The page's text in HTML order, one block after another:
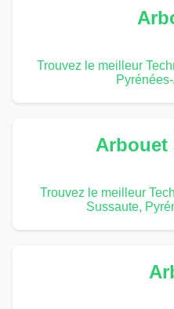
Trouvez le meilleur
Arbouet
Trouvez le meilleur
Sussaute,